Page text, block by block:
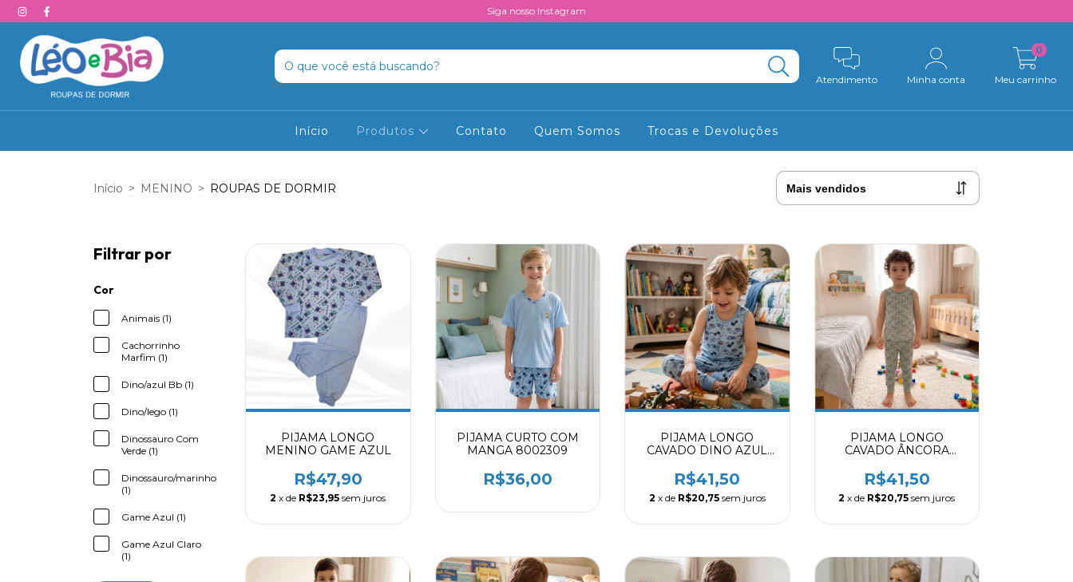
Siga nosso Instagram
Atendimento Minha conta Meu carrinho
0
Início Produtos Contato Quem Somos Trocas e Devoluções
Início > MENINO > ROUPAS DE DORMIR
Filtrar por
Cor
Animais (1)
Cachorrinho
Marfim (1)
Dino/azul Bb (1)
Dino/lego (1)
Dinossauro Com
Verde (1)
Dinossauro/marinho
(1)
Game Azul (1)
Game Azul Claro
(1)
PIJAMA LONGO
MENINO GAME AZUL
R$47,90
2 x de R$23,95 sem juros
PIJAMA CURTO COM
MANGA 8002309
R$36,00
PIJAMA LONGO
CAVADO DINO AZUL
R$41,50
2 x de R$20,75 sem juros
PIJAMA LONGO
CAVADO ÂNCORA
R$41,50
2 x de R$20,75 sem juros